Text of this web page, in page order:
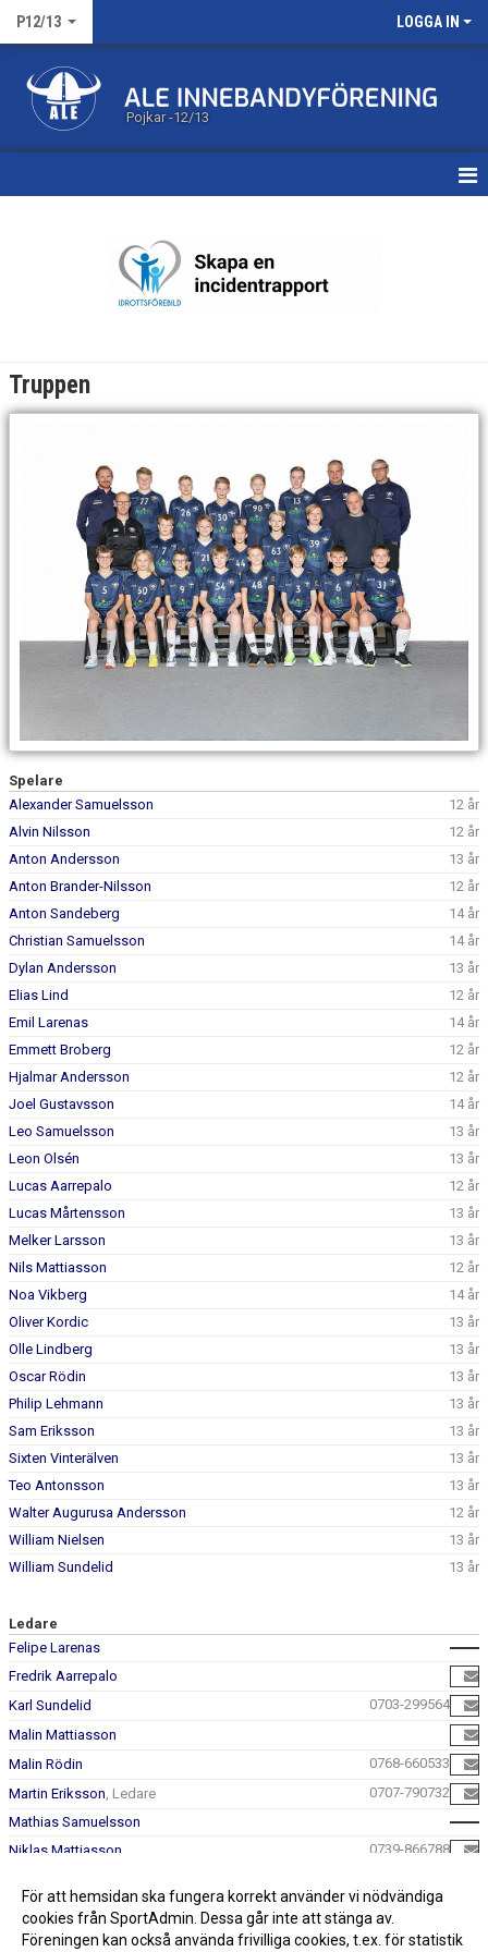
P12/13 LOGGA IN
Pojkar -12/13
BILDGALLERI
NYHETSARKIV
Truppen
Spelare
Alexander Samuelsson
12 år
Alvin Nilsson
12 år
Anton Andersson
13 år
Anton Brander-Nilsson
12 år
Anton Sandeberg
14 år
Christian Samuelsson
14 år
Dylan Andersson
13 år
Elias Lind
12 år
Emil Larenas
14 år
Emmett Broberg
12 år
Hjalmar Andersson
12 år
Joel Gustavsson
14 år
Leo Samuelsson
13 år
Leon Olsén
13 år
Lucas Aarrepalo
12 år
Lucas Mårtensson
13 år
Melker Larsson
13 år
Nils Mattiasson
12 år
Noa Vikberg
14 år
Oliver Kordic
13 år
Olle Lindberg
13 år
Oscar Rödin
13 år
Philip Lehmann
13 år
Sam Eriksson
13 år
Sixten Vinterälven
13 år
Teo Antonsson
13 år
Walter Augurusa Andersson
12 år
William Nielsen
13 år
William Sundelid
13 år
Ledare
Felipe Larenas
Fredrik Aarrepalo
Karl Sundelid
0703-299564
Malin Mattiasson
Malin Rödin
0768-660533
Martin Eriksson, Ledare
0707-790732
Mathias Samuelsson
Niklas Mattiasson
0739-866788
Per Lindberg
0735-283813
För att hemsidan ska fungera korrekt använder vi nödvändiga
cookies från SportAdmin. Dessa går inte att stänga av.
Föreningen kan också använda frivilliga cookies, t.ex. för statistik